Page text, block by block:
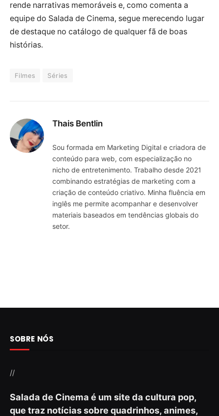
rende narrativas memoráveis e, como comenta a
equipe do Salada de Cinema, segue merecendo lugar
de destaque no catálogo de qualquer fã de boas
histórias.
Filmes Séries
Thais Bentlin
Sou formada em Marketing Digital e criadora de
conteúdo para web, com especialização no
nicho de entretenimento. Trabalho desde 2021
combinando estratégias de marketing com a
criação de conteúdo criativo. Minha fluência em
inglês me permite acompanhar e desenvolver
materiais baseados em tendências globais do
setor.
SOBRE NÓS
//
Salada de Cinema é um site da cultura pop,
que traz notícias sobre quadrinhos, animes,